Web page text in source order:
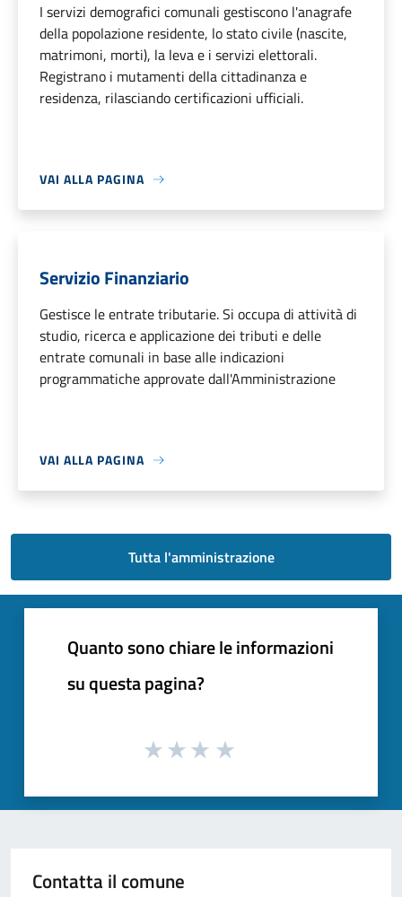
I servizi demografici comunali gestiscono l'anagrafe
della popolazione residente, lo stato civile (nascite,
matrimoni, morti), la leva e i servizi elettorali.
Registrano i mutamenti della cittadinanza e
residenza, rilasciando certificazioni ufficiali.
VAI ALLA PAGINA
Servizio Finanziario
Gestisce le entrate tributarie. Si occupa di attività di
studio, ricerca e applicazione dei tributi e delle
entrate comunali in base alle indicazioni
programmatiche approvate dall'Amministrazione
VAI ALLA PAGINA
Tutta l'amministrazione
Quanto sono chiare le informazioni
su questa pagina?
Contatta il comune